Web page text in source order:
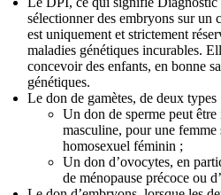
sélectionner des embryons sur un
est uniquement et strictement
maladies génétiques incurables.
concevoir des enfants, en bonne
génétiques.
Le don de gamètes, de deux types
Un don de sperme peut
masculine, pour une
homosexuel féminin ;
Un don d’ovocytes, en
de ménopause précoce ou